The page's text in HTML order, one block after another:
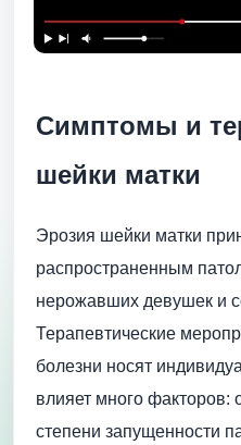
Симптомы и
шейки матки
Эрозия шейки матки
распространенным
нерожавших девушек и
Терапевтические
болезни носят
влияет много
степени запущенности